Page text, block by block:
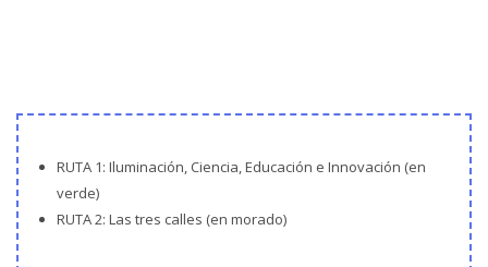
RUTA 1: Iluminación, Ciencia, Educación e Innovación (en
verde)
RUTA 2: Las tres calles (en morado)